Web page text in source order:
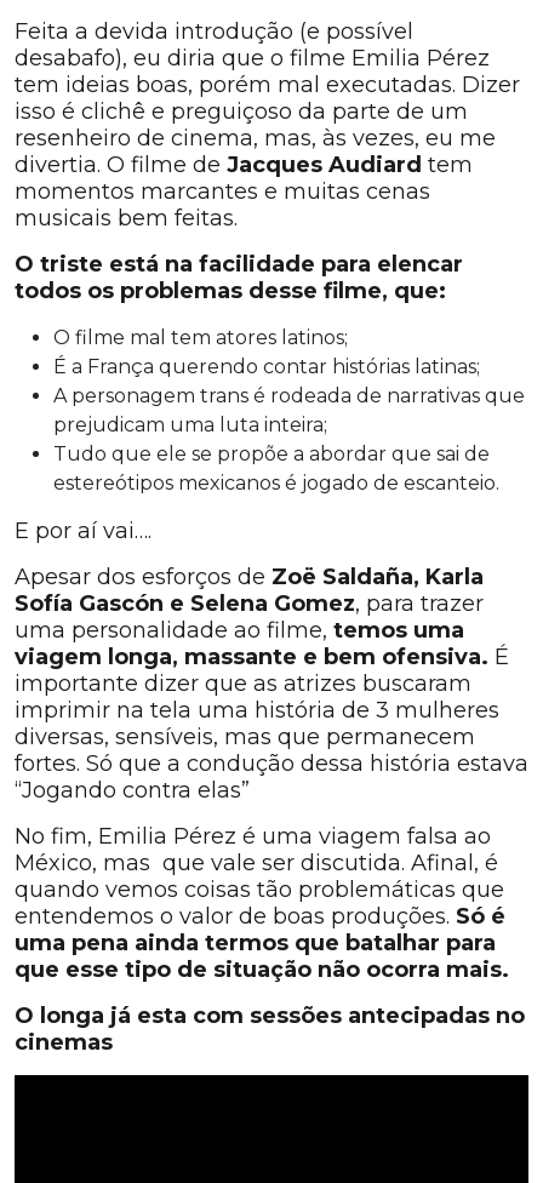
Feita a devida introdução (e possível
desabafo), eu diria que o filme Emilia Pérez
tem ideias boas, porém mal executadas. Dizer
isso é clichê e preguiçoso da parte de um
resenheiro de cinema, mas, às vezes, eu me
divertia. O filme de Jacques Audiard tem
momentos marcantes e muitas cenas
musicais bem feitas.
O triste está na facilidade para elencar
todos os problemas desse filme, que:
O filme mal tem atores latinos;
É a França querendo contar histórias latinas;
A personagem trans é rodeada de narrativas que
prejudicam uma luta inteira;
Tudo que ele se propõe a abordar que sai de
estereótipos mexicanos é jogado de escanteio.
E por aí vai….
Apesar dos esforços de Zoë Saldaña, Karla
Sofía Gascón e Selena Gomez, para trazer
uma personalidade ao filme, temos uma
viagem longa, massante e bem ofensiva. É
importante dizer que as atrizes buscaram
imprimir na tela uma história de 3 mulheres
diversas, sensíveis, mas que permanecem
fortes. Só que a condução dessa história estava
“Jogando contra elas”
No fim, Emilia Pérez é uma viagem falsa ao
México, mas que vale ser discutida. Afinal, é
quando vemos coisas tão problemáticas que
entendemos o valor de boas produções. Só é
uma pena ainda termos que batalhar para
que esse tipo de situação não ocorra mais.
O longa já esta com sessões antecipadas no
cinemas